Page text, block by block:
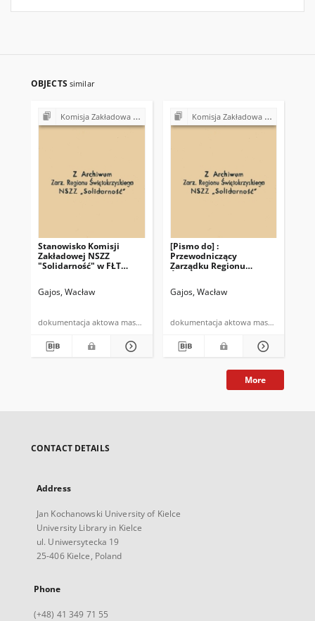
OBJECTS similar
Komisja Zakładowa NSZZ "Solidarność" w Fabryce Łożysk Tocznych "Iskra" w Kielcach (lata 90.)
Stanowisko Komisji
Zakładowej NSZZ
"Solidarność" w FŁT
Gajos, Wacław
dokumentacja aktowa maszynopis
Komisja Zakładowa NSZZ "Solidarność" w Fabryce Łożysk Tocznych "Iskra" w Kielcach (lata 90.)
[Pismo do] :
Przewodniczący
Zarządku Regionu
Bartosz
Gajos, Wacław
dokumentacja aktowa maszynopis
More
CONTACT DETAILS
Address
Jan Kochanowski University of Kielce
University Library in Kielce
ul. Uniwersytecka 19
25-406 Kielce, Poland
Phone
(+48) 41 349 71 55